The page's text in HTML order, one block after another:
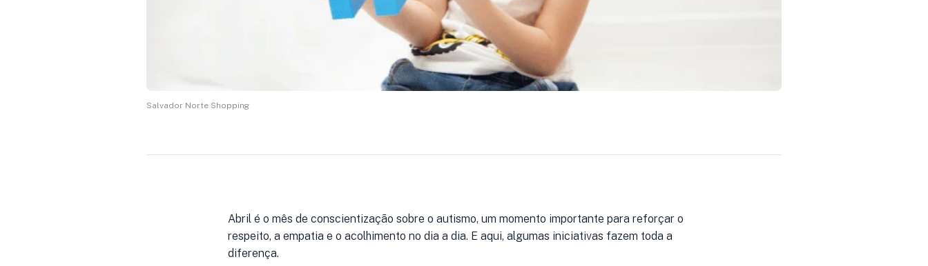
Salvador Norte Shopping
Abril é o mês de conscientização sobre o autismo, um momento importante para reforçar o
respeito, a empatia e o acolhimento no dia a dia. E aqui, algumas iniciativas fazem toda a
diferença.